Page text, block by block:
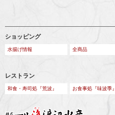
ショッピング
水揚げ情報 全商品
レストラン
和食・寿司処『荒波』 お食事処『味波季』